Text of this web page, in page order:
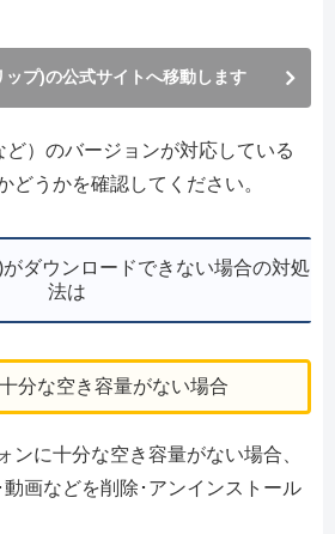
ップ)の公式サイトへ移動します
）のバージョンが対応している
どうかを確認してください。
ダウンロードできない場合の対処
法は
分な空き容量がない場合
ンに十分な空き容量がない場合、
画などを削除･アンインストール